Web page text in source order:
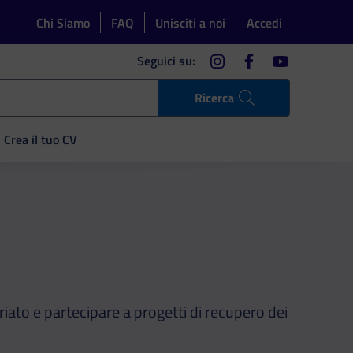
Chi Siamo FAQ Unisciti a noi Accedi
Ricerca
Seguici su: instagramfacebookyoutube
Crea il tuo CV
e partecipare a progetti di recupero dei